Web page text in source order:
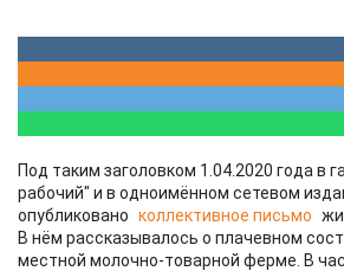
Под таким заголовком 1.04.2020 года в
рабочий" и в одноимённом сетевом
опубликовано коллективное письмо
В нём рассказывалось о плачевном
местной молочно-товарной ферме. В